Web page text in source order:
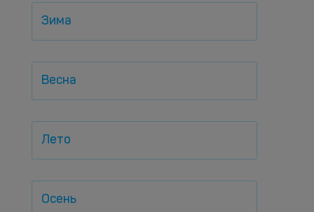
Зима
Весна
Лето
Осень